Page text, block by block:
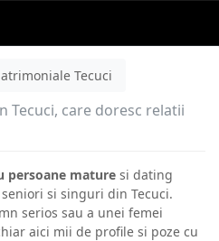
Tecuci
Tecuci, care doresc relatii
persoane mature si dating
si singuri din Tecuci.
serios sau a unei femei
aici mii de profile si poze cu